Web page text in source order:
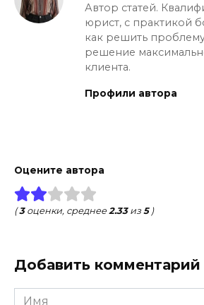
Автор статей.
юрист, с практикой
как решить
решение
клиента.
Профили автора
Оцените автора
(3оценки, среднее2.33из5)
Добавить комментарий
Имя